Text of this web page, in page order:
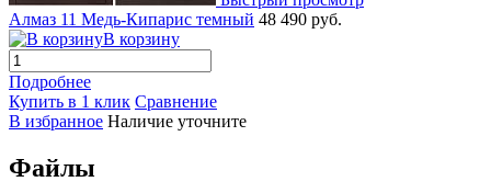
Алмаз 11 Медь-Кипарис темный 48 490 руб.
В корзину
Подробнее
Купить в 1 клик Сравнение
В избранное Наличие уточните
Файлы